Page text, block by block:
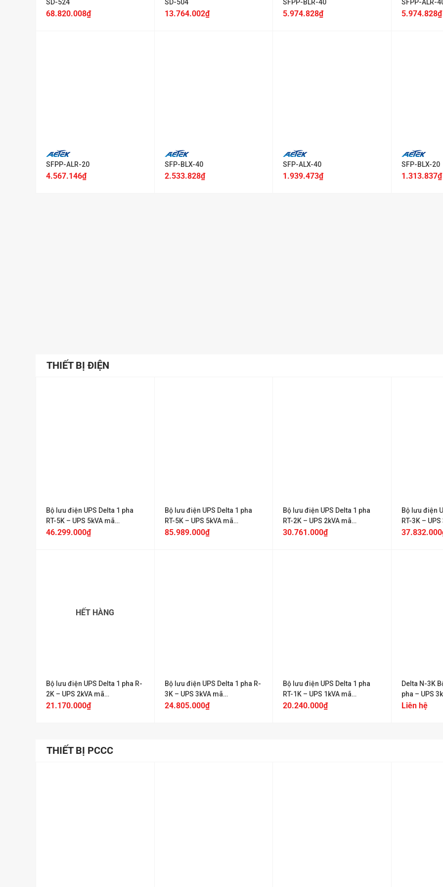
SD-524
68.820.008₫
SD-504
13.764.002₫
SFPP-BLR-40
5.974.828₫
SFPP-ALR-
5.974.828₫
SFPP-ALR-20
4.567.146₫
SFP-BLX-40
2.533.828₫
SFP-ALX-40
1.939.473₫
SFP-BLX-20
1.313.837₫
THIẾT BỊ ĐIỆN
Bộ lưu điện UPS Delta 1 pha
RT-5K – UPS 5kVA mã
UPS502R2RT2N035
46.299.000₫
Bộ lưu điện UPS Delta 1 pha
RT-5K – UPS 5kVA mã
UPS502R2RT0B035
85.989.000₫
Bộ lưu điện UPS Delta 1 pha
RT-2K – UPS 2kVA mã
UPS202R2RT2B0B6
30.761.000₫
Bộ lưu điện
RT-3K –
37.832.000
HẾT HÀNG
Bộ lưu điện UPS Delta 1 pha R-
2K – UPS 2kVA mã
UPS202R2002N0B6
21.170.000₫
Bộ lưu điện UPS Delta 1 pha R-
3K – UPS 3kVA mã
UPS302R2002N0B6
24.805.000₫
Bộ lưu điện UPS Delta 1 pha
RT-1K – UPS 1kVA mã
UPS102R2RT2B0B6
20.240.000₫
Delta N-3K
pha – UPS
Liên hệ
THIẾT BỊ PCCC